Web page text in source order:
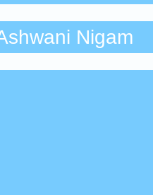
Nigam